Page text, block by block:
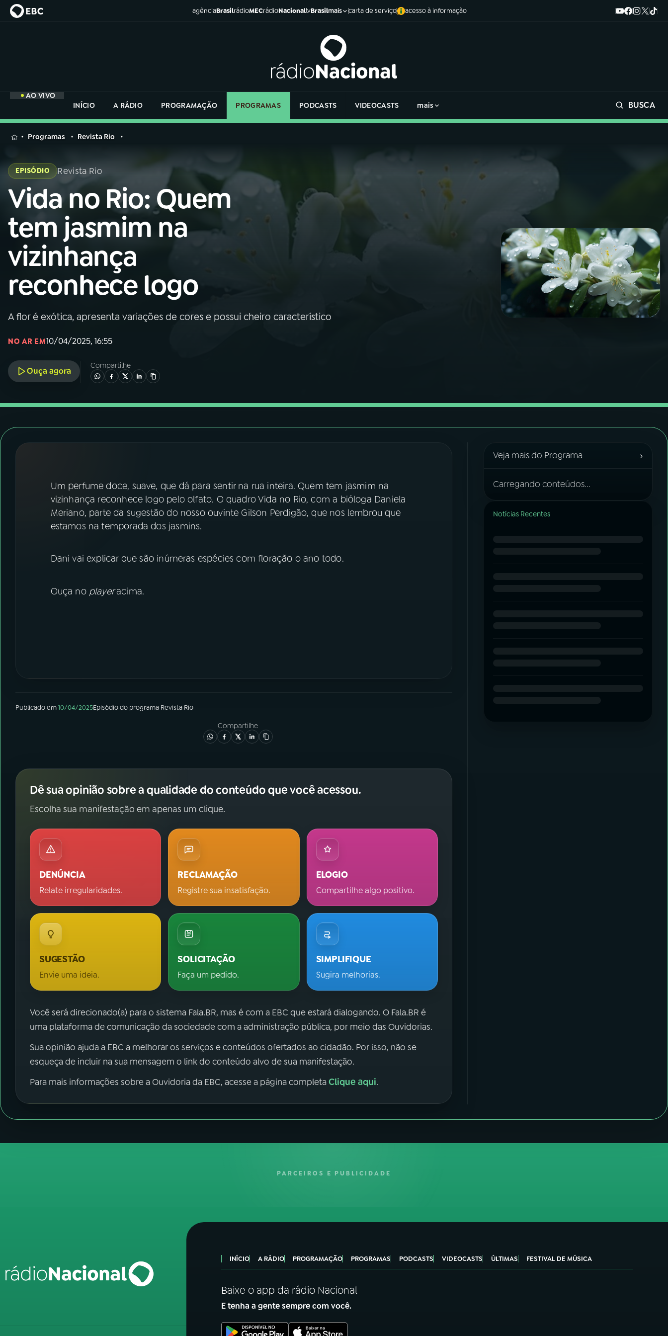
agênciaBrasilrádioMECrádioNacionaltvBrasilmais carta de serviço acesso à informação
AO VIVO
INÍCIO
A RÁDIO PROGRAMAÇÃO PROGRAMAS PODCASTS VIDEOCASTS mais BUSCA
MENU
Buscar
na
Rádio
Nacional
Buscar
AO VIVO
01INÍCIO
02A RÁDIO
03 PROGRAMAÇÃO
05PODCASTS
FESTIVAL DE MÚSICA
ACOMPANHE A RÁDIO NACIONAL
Instagram X
na
Rádio
Nacional
Programas Revista Rio
EPISÓDIO Revista Rio
Vida no Rio: Quem
tem jasmim na
vizinhança
reconhece logo
A flor é exótica, apresenta variações de cores e possui cheiro característico
NO AR EM10/04/2025, 16:55
Ouça agora
Compartilhe
Um perfume doce, suave, que dá para sentir na rua inteira. Quem tem jasmim na
vizinhança reconhece logo pelo olfato. O quadro Vida no Rio, com a bióloga Daniela
Meriano, parte da sugestão do nosso ouvinte Gilson Perdigão, que nos lembrou que
estamos na temporada dos jasmins.
Dani vai explicar que são inúmeras espécies com floração o ano todo.
Ouça no playeracima.
Publicado em10/04/2025Episódiodo programa Revista Rio
Compartilhe
Dê sua opinião sobre a qualidade do conteúdo que você acessou.
Escolha sua manifestação em apenas um clique.
DENÚNCIA
Relate irregularidades.
RECLAMAÇÃO
Registre sua insatisfação.
ELOGIO
Compartilhe algo positivo.
SUGESTÃO
Envie uma ideia.
SOLICITAÇÃO
Faça um pedido.
SIMPLIFIQUE
Sugira melhorias.
Você será direcionado(a) para o sistema Fala.BR, mas é com a EBC que estará dialogando. O Fala.BR é
uma plataforma de comunicação da sociedade com a administração pública, por meio das Ouvidorias.
Sua opinião ajuda a EBC a melhorar os serviços e conteúdos ofertados ao cidadão. Por isso, não se
esqueça de incluir na sua mensagem o link do conteúdo alvo de sua manifestação.
Para mais informações sobre a Ouvidoria da EBC, acesse a página completaClique aqui.
Veja mais do Programa ›
Carregando conteúdos...
Notícias Recentes
PARCEIROS E PUBLICIDADE
INÍCIO A RÁDIO PROGRAMAÇÃO PROGRAMAS PODCASTS VIDEOCASTS ÚLTIMAS FESTIVAL DE MÚSICA
Baixe o app da rádio Nacional
E tenha a gente sempre com você.